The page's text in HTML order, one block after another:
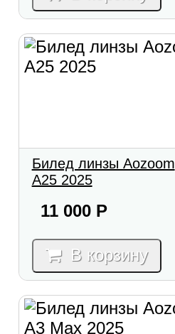
Билед линзы Aozoom
A25 2025
11 000 Р
В корзину